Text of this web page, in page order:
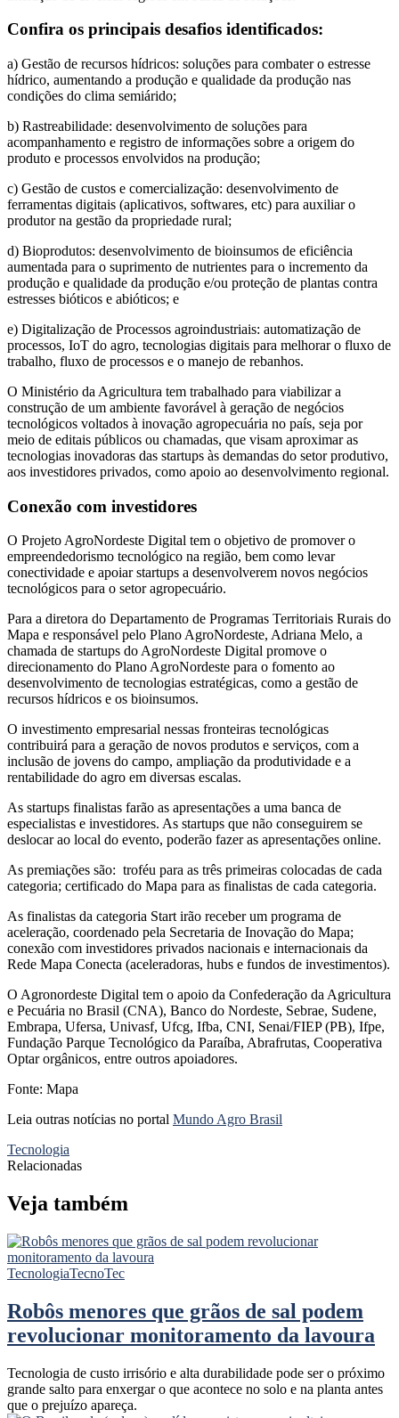
Confira os principais desafios identificados:
a) Gestão de recursos hídricos: soluções para combater o estresse
hídrico, aumentando a produção e qualidade da produção nas
condições do clima semiárido;
b) Rastreabilidade: desenvolvimento de soluções para
acompanhamento e registro de informações sobre a origem do
produto e processos envolvidos na produção;
c) Gestão de custos e comercialização: desenvolvimento de
ferramentas digitais (aplicativos, softwares, etc) para auxiliar o
produtor na gestão da propriedade rural;
d) Bioprodutos: desenvolvimento de bioinsumos de eficiência
aumentada para o suprimento de nutrientes para o incremento da
produção e qualidade da produção e/ou proteção de plantas contra
estresses bióticos e abióticos; e
e) Digitalização de Processos agroindustriais: automatização de
processos, IoT do agro, tecnologias digitais para melhorar o fluxo de
trabalho, fluxo de processos e o manejo de rebanhos.
O Ministério da Agricultura tem trabalhado para viabilizar a
construção de um ambiente favorável à geração de negócios
tecnológicos voltados à inovação agropecuária no país, seja por
meio de editais públicos ou chamadas, que visam aproximar as
tecnologias inovadoras das startups às demandas do setor produtivo,
aos investidores privados, como apoio ao desenvolvimento regional.
Conexão com investidores
O Projeto AgroNordeste Digital tem o objetivo de promover o
empreendedorismo tecnológico na região, bem como levar
conectividade e apoiar startups a desenvolverem novos negócios
tecnológicos para o setor agropecuário.
Para a diretora do Departamento de Programas Territoriais Rurais do
Mapa e responsável pelo Plano AgroNordeste, Adriana Melo, a
chamada de startups do AgroNordeste Digital promove o
direcionamento do Plano AgroNordeste para o fomento ao
desenvolvimento de tecnologias estratégicas, como a gestão de
recursos hídricos e os bioinsumos.
O investimento empresarial nessas fronteiras tecnológicas
contribuirá para a geração de novos produtos e serviços, com a
inclusão de jovens do campo, ampliação da produtividade e a
rentabilidade do agro em diversas escalas.
As startups finalistas farão as apresentações a uma banca de
especialistas e investidores. As startups que não conseguirem se
deslocar ao local do evento, poderão fazer as apresentações online.
As premiações são: troféu para as três primeiras colocadas de cada
categoria; certificado do Mapa para as finalistas de cada categoria.
As finalistas da categoria Start irão receber um programa de
aceleração, coordenado pela Secretaria de Inovação do Mapa;
conexão com investidores privados nacionais e internacionais da
Rede Mapa Conecta (aceleradoras, hubs e fundos de investimentos).
O Agronordeste Digital tem o apoio da Confederação da Agricultura
e Pecuária no Brasil (CNA), Banco do Nordeste, Sebrae, Sudene,
Embrapa, Ufersa, Univasf, Ufcg, Ifba, CNI, Senai/FIEP (PB), Ifpe,
Fundação Parque Tecnológico da Paraíba, Abrafrutas, Cooperativa
Optar orgânicos, entre outros apoiadores.
Fonte: Mapa
Leia outras notícias no portal Mundo Agro Brasil
Tecnologia
Relacionadas
Veja também
TecnologiaTecnoTec
Robôs menores que grãos de sal podem
revolucionar monitoramento da lavoura
Tecnologia de custo irrisório e alta durabilidade pode ser o próximo
grande salto para enxergar o que acontece no solo e na planta antes
que o prejuízo apareça.